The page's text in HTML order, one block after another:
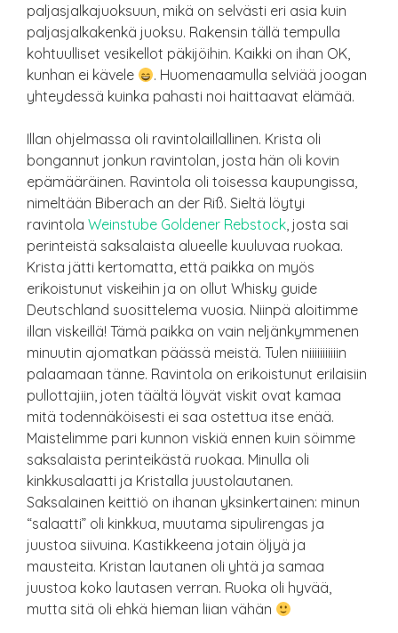
paljasjalkajuoksuun, mikä on selvästi eri asia kuin
paljasjalkakenkä juoksu. Rakensin tällä tempulla
kohtuulliset vesikellot päkijöihin. Kaikki on ihan OK,
kunhan ei kävele
. Huomenaamulla selviää joogan
yhteydessä kuinka pahasti noi haittaavat elämää.
Illan ohjelmassa oli ravintolaillallinen. Krista oli
bongannut jonkun ravintolan, josta hän oli kovin
epämääräinen. Ravintola oli toisessa kaupungissa,
nimeltään Biberach an der Riß. Sieltä löytyi
ravintola Weinstube Goldener Rebstock , josta sai
perinteistä saksalaista alueelle kuuluvaa ruokaa.
Krista jätti kertomatta, että paikka on myös
erikoistunut viskeihin ja on ollut Whisky guide
Deutschland suosittelema vuosia. Niinpä aloitimme
illan viskeillä! Tämä paikka on vain neljänkymmenen
minuutin ajomatkan päässä meistä. Tulen niiiiiiiiiiin
palaamaan tänne. Ravintola on erikoistunut erilaisiin
pullottajiin, joten täältä löyvät viskit ovat kamaa
mitä todennäköisesti ei saa ostettua itse enää.
Maistelimme pari kunnon viskiä ennen kuin söimme
saksalaista perinteikästä ruokaa. Minulla oli
kinkkusalaatti ja Kristalla juustolautanen.
Saksalainen keittiö on ihanan yksinkertainen: minun
“salaatti” oli kinkkua, muutama sipulirengas ja
juustoa siivuina. Kastikkeena jotain öljyä ja
mausteita. Kristan lautanen oli yhtä ja samaa
juustoa koko lautasen verran. Ruoka oli hyvää,
mutta sitä oli ehkä hieman liian vähän